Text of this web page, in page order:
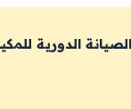
الدورية